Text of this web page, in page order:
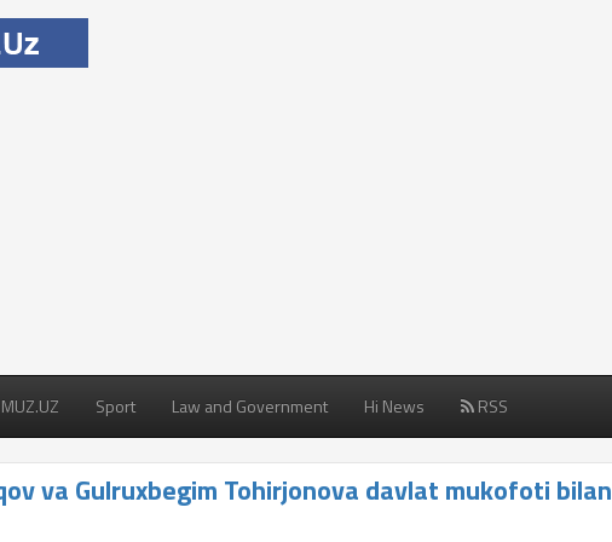
MUZ.UZ Sport Law and Government Hi News RSS
va Gulruxbegim Tohirjonova davlat mukofoti bilan